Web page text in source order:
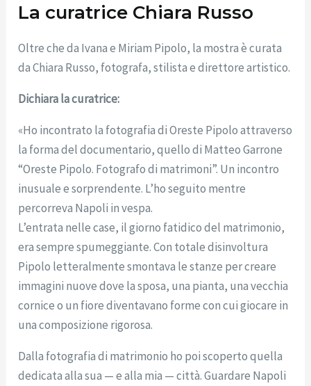
La curatrice Chiara Russo
Oltre che da Ivana e Miriam Pipolo, la mostra è curata
da Chiara Russo, fotografa, stilista e direttore artistico.
Dichiara la curatrice:
«Ho incontrato la fotografia di Oreste Pipolo attraverso
la forma del documentario, quello di Matteo Garrone
“Oreste Pipolo. Fotografo di matrimoni”. Un incontro
inusuale e sorprendente. L’ho seguito mentre
percorreva Napoli in vespa.
L’entrata nelle case, il giorno fatidico del matrimonio,
era sempre spumeggiante. Con totale disinvoltura
Pipolo letteralmente smontava le stanze per creare
immagini nuove dove la sposa, una pianta, una vecchia
cornice o un fiore diventavano forme con cui giocare in
una composizione rigorosa.
Dalla fotografia di matrimonio ho poi scoperto quella
dedicata alla sua — e alla mia — città. Guardare Napoli